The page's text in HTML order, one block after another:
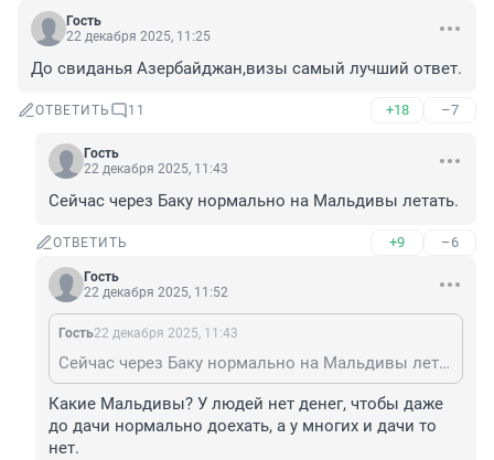
Гость
22 декабря 2025, 11:25
До свиданья Азербайджан,визы самый лучший ответ.
ОТВЕТИТЬ 11 +18 –7
Гость
22 декабря 2025, 11:43
Сейчас через Баку нормально на Мальдивы летать.
ОТВЕТИТЬ +9 –6
Гость
22 декабря 2025, 11:52
Гость22 декабря 2025, 11:43
Сейчас через Баку нормально на Мальдивы летать.
Какие Мальдивы? У людей нет денег, чтобы даже
до дачи нормально доехать, а у многих и дачи то
нет.